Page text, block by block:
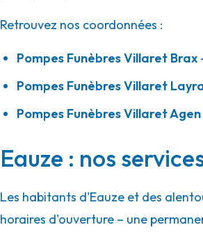
Retrouvez nos coordonnées :
Pompes Funèbres Villaret Brax
Pompes Funèbres Villaret
Pompes Funèbres Villaret Agen
Eauze : nos
Les habitants d'Eauze et des
horaires d'ouverture – une